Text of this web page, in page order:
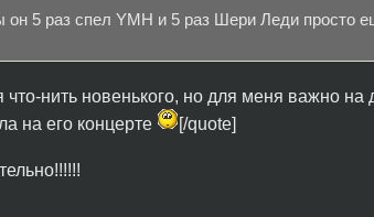
5 раз спел YMH и 5 раз Шери Леди просто
что-нить новенького, но для меня важно на
на его концерте
[/quote]